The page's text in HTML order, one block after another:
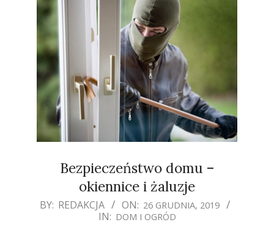
Bezpieczeństwo domu –
okiennice i żaluzje
2019-
BY: REDAKCJA ON: 26 GRUDNIA, 2019
IN: DOM I OGRÓD